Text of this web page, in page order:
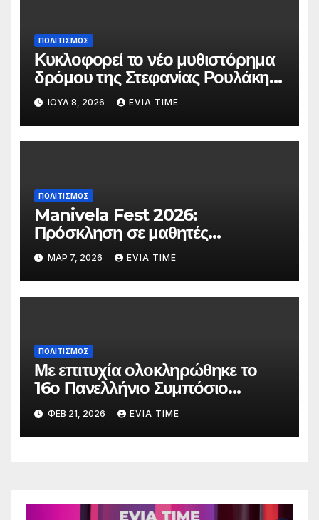
ΠΟΛΙΤΙΣΜΟΣ
Κυκλοφορεί το νέο μυθιστόρημα
δρόμου της Στεφανίας Ρουλάκη
«Το Βανάκι»
ΙΟΎΛ 8, 2026 EVIA TIME
ΠΟΛΙΤΙΣΜΟΣ
Manivela Fest 2026:
Πρόσκληση σε μαθητές
Γυμνασίου και Λυκείου της
Εύβοιας για συμμετοχή στη
σκηνή
ΜΑΡ 7, 2026 EVIA TIME
ΠΟΛΙΤΙΣΜΟΣ
Με επιτυχία ολοκληρώθηκε το
16ο Πανελλήνιο Συμπόσιο
Επικούρειας Φιλοσοφίας
ΦΕΒ 21, 2026 EVIA TIME